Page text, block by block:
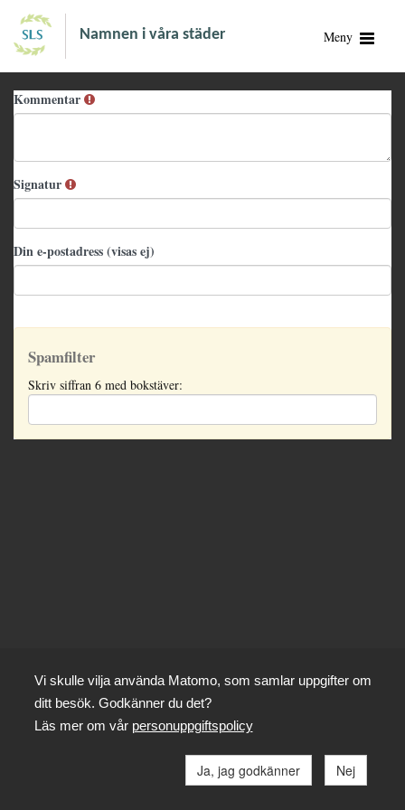
Namnen i våra städer Meny
Kommentar
Signatur
Din e-postadress (visas ej)
Spamfilter
Skriv siffran 6 med bokstäver:
Vi skulle vilja använda Matomo, som samlar uppgifter om
ditt besök. Godkänner du det?
Läs mer om vår personuppgiftspolicy
Ja, jag godkänner Nej